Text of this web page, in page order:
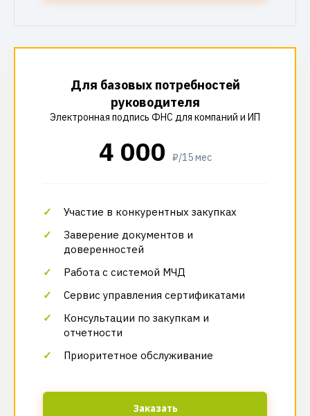
Для базовых потребностей
руководителя
Электронная подпись ФНС для компаний и ИП
4 000 ₽/15 мес
Участие в конкурентных закупках
Заверение документов и
доверенностей
Работа с системой МЧД
Сервис управления сертификатами
Консультации по закупкам и
отчетности
Приоритетное обслуживание
Заказать